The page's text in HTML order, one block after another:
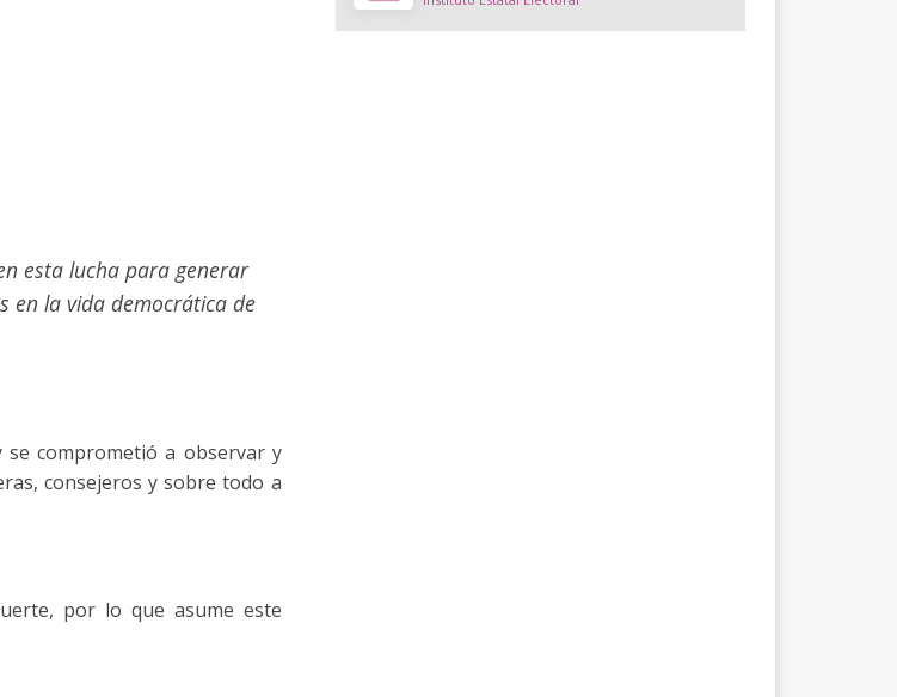
esta lucha para generar
en la vida democrática de
comprometió a observar y
consejeros y sobre todo a
por lo que asume este